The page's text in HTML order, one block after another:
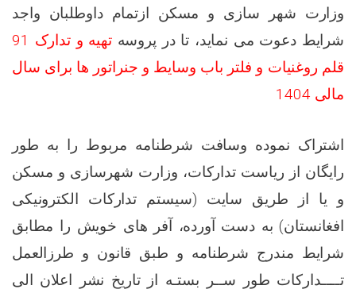
وزارت شهر سازی و مسکن ازتمام داوطلبان واجد
شرایط دعوت می نماید، تا در پروسه
تهیه و تدارک 91
قلم روغنیات و فلتر باب وسایط و جنراتور ها برای سال
مالی 1404
اشتراک نموده وسافت شرطنامه مربوط را به طور
رایگان از ریاست تدارکات، وزارت شهرسازی و مسکن
و یا از طریق سایت (سیستم تدارکات الکترونیکی
افغانستان) به دست آورده، آفر های خویش را مطابق
شرایط مندرج شرطنامه و طبق قانون و طرزالعمل
تــــدارکات طور ســر بستـه از تاریخ نشر اعلان الی